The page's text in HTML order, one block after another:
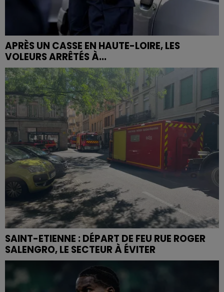
APRÈS UN CASSE EN HAUTE-LOIRE, LES
VOLEURS ARRÊTÉS À...
SAINT-ETIENNE : DÉPART DE FEU RUE ROGER
SALENGRO, LE SECTEUR À ÉVITER